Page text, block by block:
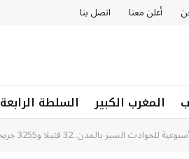
أعلن معنا اتصل بنا
المغرب الكبير السلطة الرابعة
للحوادث السير بالمدن..32 قتيلا و3255 جريحا